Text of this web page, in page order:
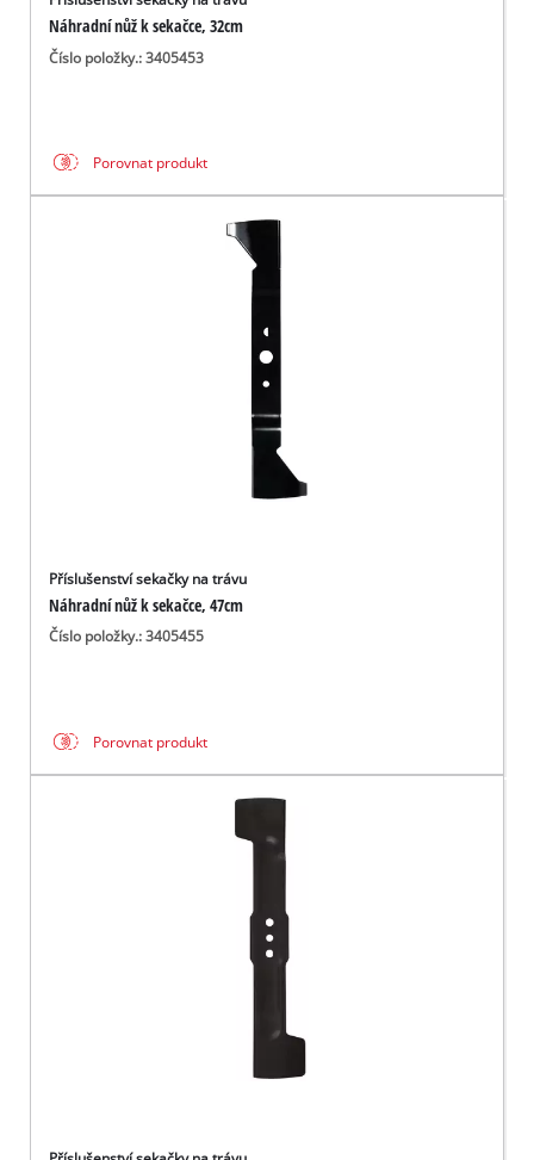
Náhradní nůž k sekačce, 32cm
Číslo položky.: 3405453
Porovnat produkt
Příslušenství sekačky na trávu
Náhradní nůž k sekačce, 47cm
Číslo položky.: 3405455
Porovnat produkt